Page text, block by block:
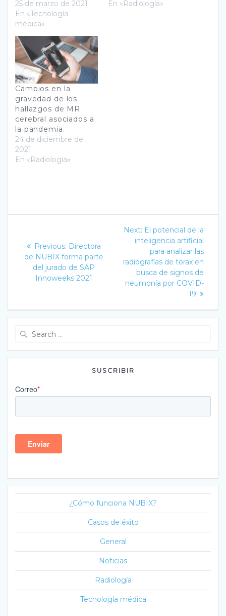
25 de marzo de 2021
En «Tecnología
médica»
En «Radiología»
Cambios en la
gravedad de los
hallazgos de MR
cerebral asociados a
la pandemia.
24 de diciembre de
2021
En «Radiología»
entradas
Previous: Previous
post:
Directora
de NUBIX forma parte
del jurado de SAP
Innoweeks 2021
Next: Next
post:
El potencial de la
inteligencia artificial
para analizar las
radiografías de tórax en
busca de signos de
neumonía por COVID-
19
SUSCRIBIR
¿Cómo funciona NUBIX?
Casos de éxito
General
Noticias
Radiología
Tecnología médica